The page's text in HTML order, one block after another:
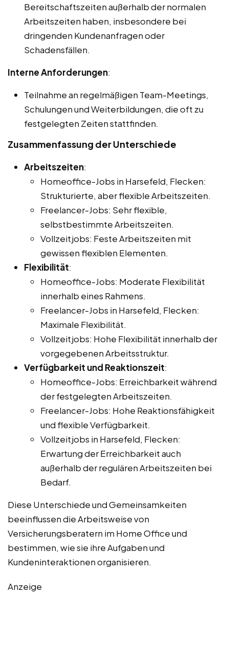
Bereitschaftszeiten außerhalb der normalen
Arbeitszeiten haben, insbesondere bei
dringenden Kundenanfragen oder
Schadensfällen.
Interne Anforderungen:
Teilnahme an regelmäßigen Team-Meetings,
Schulungen und Weiterbildungen, die oft zu
festgelegten Zeiten stattfinden.
Zusammenfassung der Unterschiede
Arbeitszeiten:
Homeoffice-Jobs in Harsefeld, Flecken:
Strukturierte, aber flexible Arbeitszeiten.
Freelancer-Jobs: Sehr flexible,
selbstbestimmte Arbeitszeiten.
Vollzeitjobs: Feste Arbeitszeiten mit
gewissen flexiblen Elementen.
Flexibilität:
Homeoffice-Jobs: Moderate Flexibilität
innerhalb eines Rahmens.
Freelancer-Jobs in Harsefeld, Flecken:
Maximale Flexibilität.
Vollzeitjobs: Hohe Flexibilität innerhalb der
vorgegebenen Arbeitsstruktur.
Verfügbarkeit und Reaktionszeit:
Homeoffice-Jobs: Erreichbarkeit während
der festgelegten Arbeitszeiten.
Freelancer-Jobs: Hohe Reaktionsfähigkeit
und flexible Verfügbarkeit.
Vollzeitjobs in Harsefeld, Flecken:
Erwartung der Erreichbarkeit auch
außerhalb der regulären Arbeitszeiten bei
Bedarf.
Diese Unterschiede und Gemeinsamkeiten
beeinflussen die Arbeitsweise von
Versicherungsberatern im Home Office und
bestimmen, wie sie ihre Aufgaben und
Kundeninteraktionen organisieren.
Anzeige